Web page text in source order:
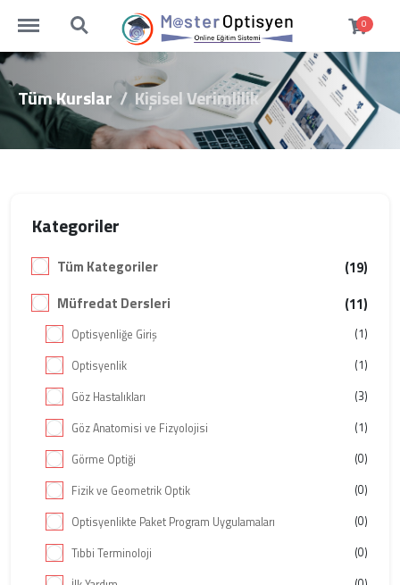
http://masteroptisyen.com/menu
http://masteroptisyen.com/search 0
Tüm Kurslar Kişisel Verimlilik
Kategoriler
Tüm Kategoriler
(19)
Müfredat Dersleri
(11)
Optisyenliğe Giriş
(1)
Optisyenlik
(1)
Göz Hastalıkları
(3)
Göz Anatomisi ve Fizyolojisi
(1)
Görme Optiği
(0)
Fizik ve Geometrik Optik
(0)
Optisyenlikte Paket Program Uygulamaları
(0)
Tıbbi Terminoloji
(0)